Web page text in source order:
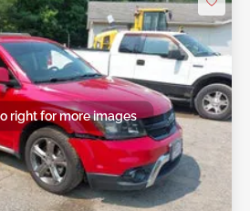
right for more images